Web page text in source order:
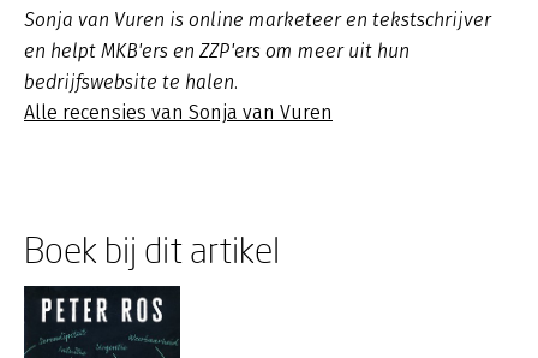
Sonja van Vuren is online marketeer en tekstschrijver
en helpt MKB'ers en ZZP'ers om meer uit hun
bedrijfswebsite te halen.
Alle recensies van Sonja van Vuren
Boek bij dit artikel